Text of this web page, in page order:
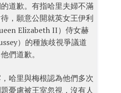
道歉。有指哈里夫婦不滿
，願意公開就英女王伊利
Elizabeth II）侍女赫
）的種族歧視爭議道
們道歉。
哈里與梅根認為他們多次
憂慮被王室忽視，沒有人